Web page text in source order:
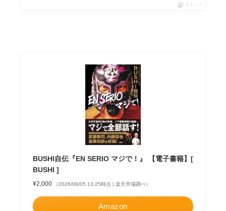
ポチップ
BUSHI自伝『EN SERIO マジで！』 【電子書籍】[
BUSHI ]
¥2,000 （2026/08/05 13:25時点 | 楽天市場調べ）
Amazon